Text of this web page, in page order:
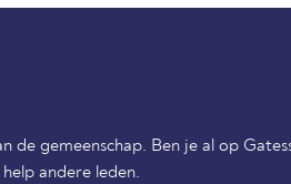
de gemeenschap. Ben je al op
andere leden.